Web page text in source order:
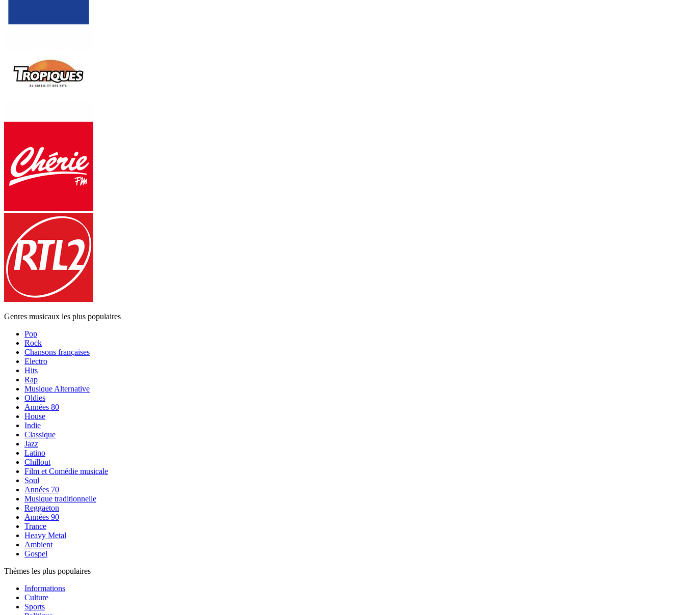
Genres musicaux les plus populaires
Pop
Rock
Chansons françaises
Electro
Hits
Rap
Musique Alternative
Oldies
Années 80
House
Indie
Classique
Jazz
Latino
Chillout
Film et Comédie musicale
Soul
Années 70
Musique traditionnelle
Reggaeton
Années 90
Trance
Heavy Metal
Ambient
Gospel
Thèmes les plus populaires
Informations
Culture
Sports